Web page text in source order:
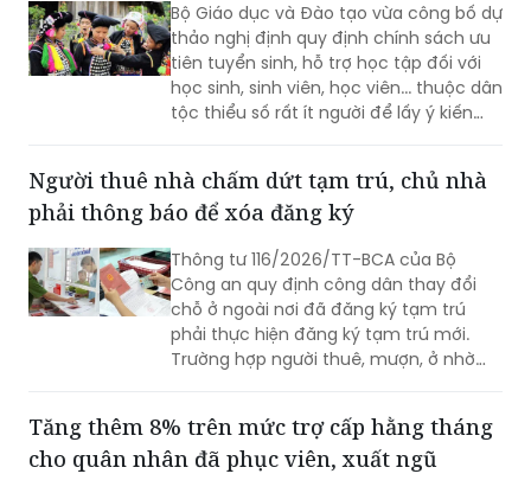
Bộ Giáo dục và Đào tạo vừa công bố dự
thảo nghị định quy định chính sách ưu
tiên tuyển sinh, hỗ trợ học tập đối với
học sinh, sinh viên, học viên... thuộc dân
tộc thiểu số rất ít người để lấy ý kiến
Người thuê nhà chấm dứt tạm trú, chủ nhà
phải thông báo để xóa đăng ký
Thông tư 116/2026/TT-BCA của Bộ
Công an quy định công dân thay đổi
chỗ ở ngoài nơi đã đăng ký tạm trú
phải thực hiện đăng ký tạm trú mới.
Trường hợp người thuê, mượn, ở nhờ
thông báo cho cơ quan đăng ký cư trú.
Tăng thêm 8% trên mức trợ cấp hằng tháng
cho quân nhân đã phục viên, xuất ngũ